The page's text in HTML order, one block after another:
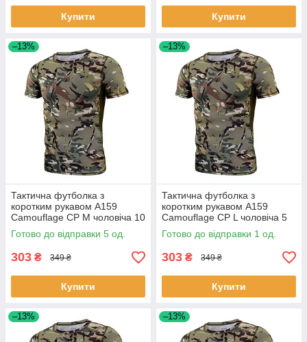
Купити Купити
–13%
Тактична футболка з
коротким рукавом A159
Camouflage CP M чоловіча 10
шт.
Готово до відправки 5 од.
303 ₴ 349 ₴
Купити
–13%
Тактична футболка з
коротким рукавом A159
Camouflage CP L чоловіча 5
шт.
Готово до відправки 1 од.
303 ₴ 349 ₴
Купити
–13% –13%